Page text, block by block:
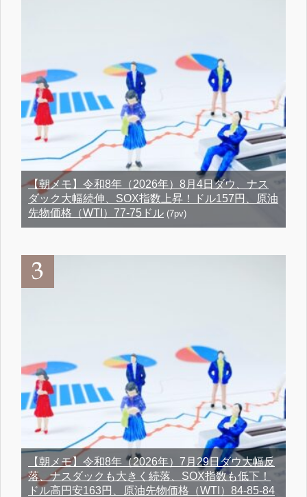
【朝メモ】令和8年（2026年）8月4日ダウ、ナス
ダック大幅続伸、SOX指数上昇！ドル157円、原油
先物価格（WTI）77-75ドル (7pv)
【朝メモ】令和8年（2026年）7月29日ダウ大幅反
落、ナスダックも大きく続落、SOX指数も低下！
ドル高円安163円、原油先物価格（WTI）84-85-84